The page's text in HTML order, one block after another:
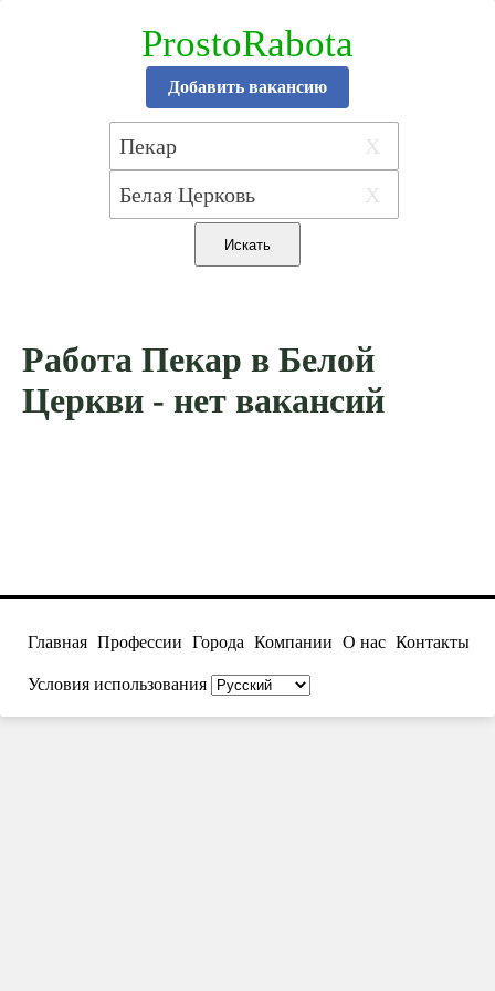
ProstoRabota
Добавить вакансию
X
X
Работа Пекар в Белой
Церкви - нет вакансий
Главная Профессии Города Компании О нас Контакты
Условия использования